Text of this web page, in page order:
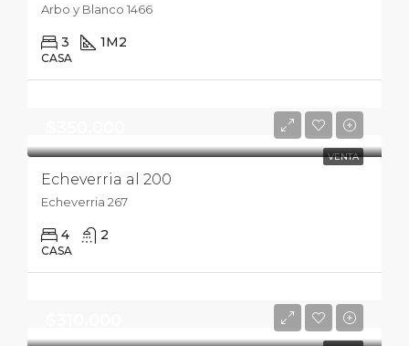
Arbo y Blanco 1466
3 1M2
CASA
VENTA
Echeverria al 200
Echeverria 267
4 2
CASA